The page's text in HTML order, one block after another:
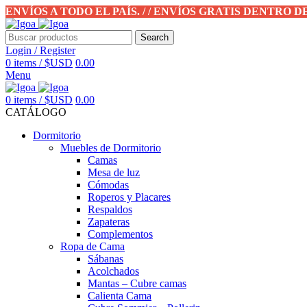
ENVÍOS A TODO EL PAÍS. / / ENVÍOS GRATIS DENTRO
Search
Login / Register
0 items / $USD 0.00
Menu
0 items / $USD 0.00
CATÁLOGO
Dormitorio
Muebles de Dormitorio
Camas
Mesa de luz
Cómodas
Roperos y Placares
Respaldos
Zapateras
Complementos
Ropa de Cama
Sábanas
Acolchados
Mantas – Cubre camas
Calienta Cama